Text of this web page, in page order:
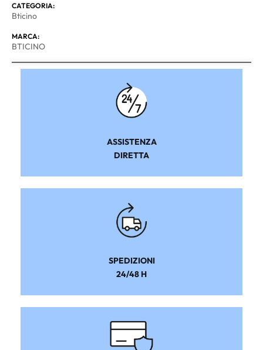
CATEGORIA:
Bticino
MARCA:
BTICINO
ASSISTENZA
DIRETTA
SPEDIZIONI
24/48 H